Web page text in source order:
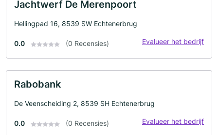
Jachtwerf De Merenpoort
Hellingpad 16, 8539 SW Echtenerbrug
0.0 (0 Recensies) Evalueer het bedrijf
Rabobank
De Veenscheiding 2, 8539 SH Echtenerbrug
0.0 (0 Recensies) Evalueer het bedrijf